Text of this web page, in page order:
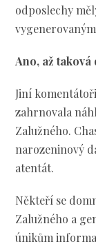
odposlechy
Ano, až
Jiní
zahrnovala
Zalužného.
narozeninový
atentát.
Někteří se
Zalužného a
únikům